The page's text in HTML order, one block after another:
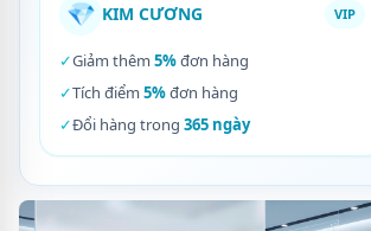
💎 KIM CƯƠNG VIP
✓Giảm thêm 5%đơn hàng
✓Tích điểm 5%đơn hàng
✓Đổi hàng trong 365 ngày